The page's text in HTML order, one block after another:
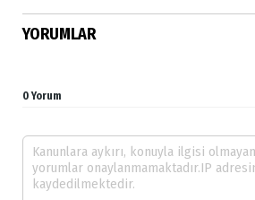
YORUMLAR
0 Yorum